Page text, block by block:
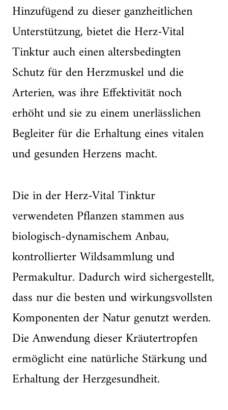
Hinzufügend zu dieser ganzheitlichen
Unterstützung, bietet die Herz-Vital
Tinktur auch einen altersbedingten
Schutz für den Herzmuskel und die
Arterien, was ihre Effektivität noch
erhöht und sie zu einem unerlässlichen
Begleiter für die Erhaltung eines vitalen
und gesunden Herzens macht.
Die in der Herz-Vital Tinktur
verwendeten Pflanzen stammen aus
biologisch-dynamischem Anbau,
kontrollierter Wildsammlung und
Permakultur. Dadurch wird sichergestellt,
dass nur die besten und wirkungsvollsten
Komponenten der Natur genutzt werden.
Die Anwendung dieser Kräutertropfen
ermöglicht eine natürliche Stärkung und
Erhaltung der Herzgesundheit.